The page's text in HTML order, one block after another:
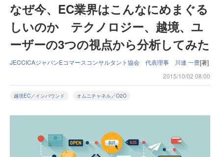
なぜ今、EC業界はこんなにめまぐる
しいのか テクノロジー、越境、ユ
ーザーの3つの視点から分析してみた
JECCICAジャパンEコマースコンサルタント協会 代表理事 川連 一豊[著]
2015/10/02 08:00
越境EC／インバウンド オムニチャネル／O2O